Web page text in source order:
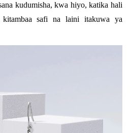
kudumisha, kwa hiyo, katika hali
safi na laini itakuwa ya